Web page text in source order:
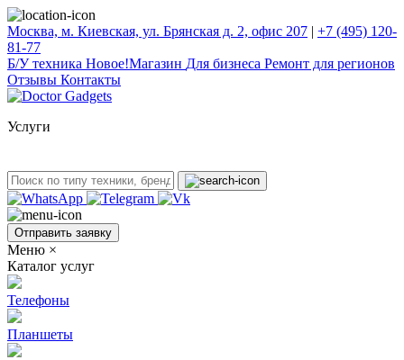
Москва, м. Киевская, ул. Брянская д. 2, офис 207 | +7 (495) 120-
81-77
Б/У техникa Новое!Магазин Для бизнеса Ремонт для регионов
Отзывы Контакты
Услуги
Отправить заявку
Меню ×
Каталог услуг
Телефоны
Планшеты